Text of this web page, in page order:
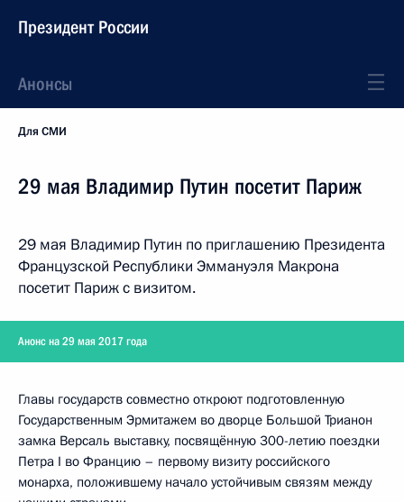
Президент России
Анонсы
Для СМИ
29 мая Владимир Путин посетит Париж
29 мая Владимир Путин по приглашению Президента
Французской Республики Эммануэля Макрона
посетит Париж с визитом.
Анонс на 29 мая 2017 года
Главы государств совместно откроют подготовленную
Государственным Эрмитажем во дворце Большой Трианон
замка Версаль выставку, посвящённую 300-летию поездки
Петра I во Францию – первому визиту российского
монарха, положившему начало устойчивым связям между